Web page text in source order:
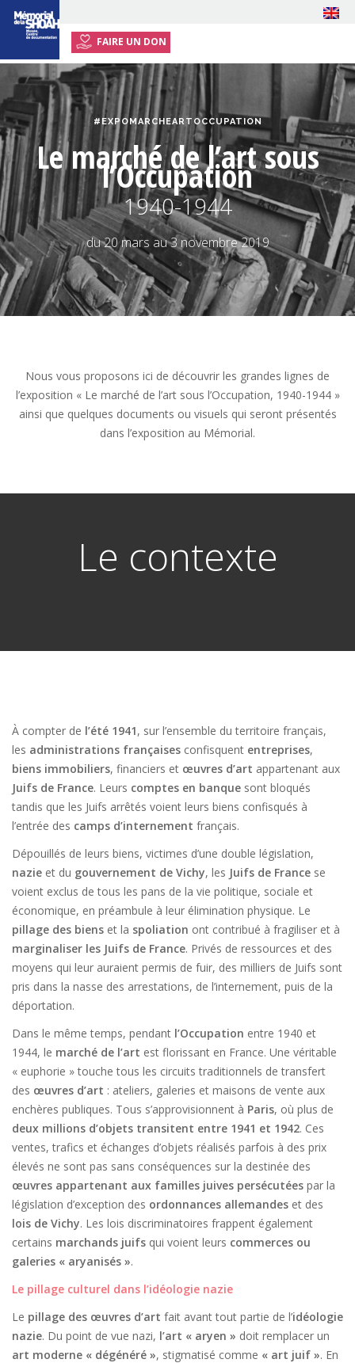
FAIRE UN DON
ACCUEIL
EXPOSITION
ÉVÉNEMENTS
RESSOURCES
ENSEIGNANTS
INFOS PRATIQUES
#EXPOMARCHEARTOCCUPATION
Le marché de l’art sous
l’Occupation
1940-1944
du 20 mars au 3 novembre 2019
Nous vous proposons ici de découvrir les grandes lignes de
l’exposition « Le marché de l’art sous l’Occupation, 1940-1944 »
ainsi que quelques documents ou visuels qui seront présentés
dans l’exposition au Mémorial.
Le contexte
À compter de l’été 1941, sur l’ensemble du territoire français,
les administrations françaises confisquent entreprises,
biens immobiliers, financiers et œuvres d’art appartenant aux
Juifs de France. Leurs comptes en banque sont bloqués
tandis que les Juifs arrêtés voient leurs biens confisqués à
l’entrée des camps d’internement français.
Dépouillés de leurs biens, victimes d’une double législation,
nazie et du gouvernement de Vichy, les Juifs de France se
voient exclus de tous les pans de la vie politique, sociale et
économique, en préambule à leur élimination physique. Le
pillage des biens et la spoliation ont contribué à fragiliser et à
marginaliser les Juifs de France. Privés de ressources et des
moyens qui leur auraient permis de fuir, des milliers de Juifs sont
pris dans la nasse des arrestations, de l’internement, puis de la
déportation.
Dans le même temps, pendant l’Occupation entre 1940 et
1944, le marché de l’art est florissant en France. Une véritable
« euphorie » touche tous les circuits traditionnels de transfert
des œuvres d’art : ateliers, galeries et maisons de vente aux
enchères publiques. Tous s’approvisionnent à Paris, où plus de
deux millions d’objets transitent entre 1941 et 1942. Ces
ventes, trafics et échanges d’objets réalisés parfois à des prix
élevés ne sont pas sans conséquences sur la destinée des
œuvres appartenant aux familles juives persécutées par la
législation d’exception des ordonnances allemandes et des
lois de Vichy. Les lois discriminatoires frappent également
certains marchands juifs qui voient leurs commerces ou
galeries « aryanisés ».
Le pillage culturel dans l’idéologie nazie
Le pillage des œuvres d’art fait avant tout partie de l’idéologie
nazie. Du point de vue nazi, l’art « aryen » doit remplacer un
art moderne « dégénéré », stigmatisé comme « art juif ». En